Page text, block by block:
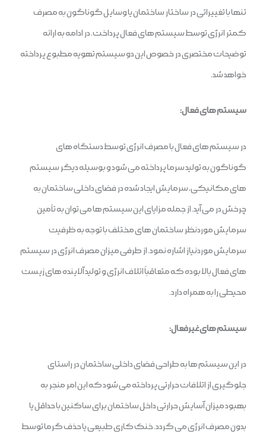
تنها با تغییراتی در ساختار ساختمان یا وسایل گوناگون به مصرف
کمتر انرژی توسط سیستم های فعال پرداخت. در ادامه به ارائه
توضیحات مختصری در خصوص این دو سیستم تهویه مطبوع پرداخته
خواهد شد.
سیستم های فعال:
در سیستم های فعال با مصرف انرژی توسط دستگاه های
گوناگون به تولید سرما پرداخته می شود و بوسیله دیگر سیستم
های مکانیکی، سرمایش ایجاد شده در فضای داخلی ساختمان به
چرخش در می آید. از جمله مزایای این سیستم ها می توان به تأمین
سرمایش موردنظر ساختمان های مختلف با توجه به ظرفیت
سرمایش موردنیاز اشاره نمود. از طرفی میزان مصرف انرژی در سیستم
های فعال بالا بوده که متعاقباً اتلاف انرژی و تولید آلاینده های زیست
محیطی را به همراه دارد.
سیستم های غیرفعال:
در این سیستم ها به طراحی فضای داخلی ساختمان در راستای
جلوگیری از اتلافات حرارتی پرداخته می شود که این امر منجر به
بهبود میزان آسایش حرارتی داخل ساختمان برای ساکنین با حداقل یا
بدون مصرف انرژی می گردد. خنک کاری طبیعی یا حذف گرما توسط